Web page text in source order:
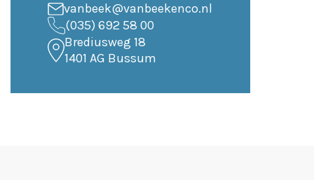
vanbeek@vanbeekenco.nl
(035) 692 58 00
Brediusweg 18
1401 AG Bussum